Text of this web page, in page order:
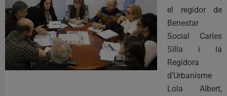
el regidor de
Benestar
Social Carles
Silla i la
Regidora
d’Urbanisme
Lola Albert,